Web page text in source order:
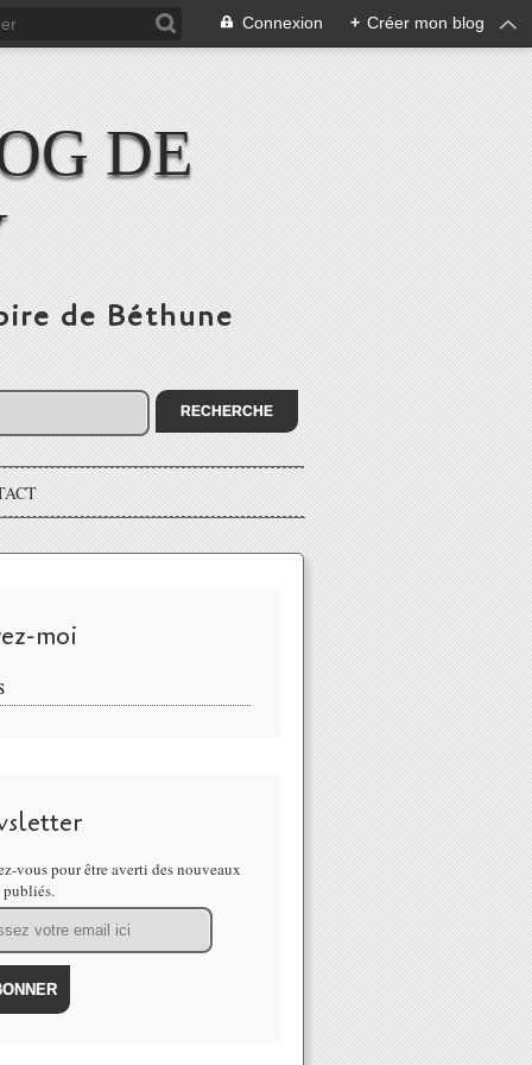
Connexion + Créer mon blog
DE
de Béthune
moi
vous pour être averti des nouveaux